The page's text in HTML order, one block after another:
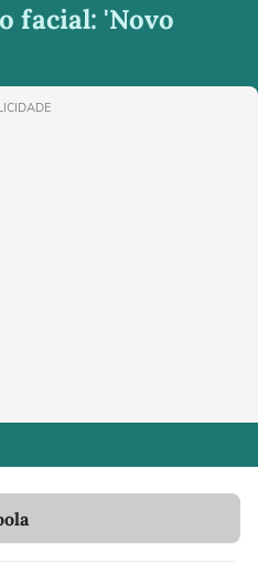
facial: 'Novo